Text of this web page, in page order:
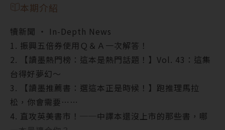
本期介紹
犢新聞 ‧ In-Depth News
1. 振興五倍券使用Ｑ＆Ａ一次解答！
2. 【讀墨熱門榜：這本是熱門話題！】Vol. 43：這集
台得好夢幻～
3. 【讀墨推薦書：選這本正是時候！】跑推理馬拉
松，你會需要⋯⋯
4. 直攻英美書市！──中譯本還沒上市的那些書，哪